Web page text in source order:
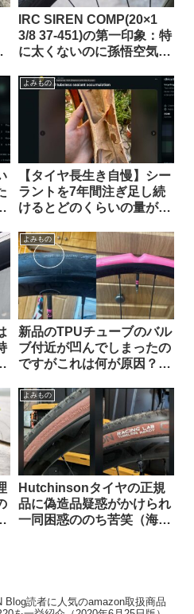
IRC SIREN COMP(20×1
3/8 37-451)の第一印象：特
に太くないのに孫悟空気分
（ガチ競技用の高級タイ
ヤ）【Tern Crest カスタマ
よみもの
【タイヤ長生き自慢】シー
ラントを7年間注ぎ足し続
けるとどのくらいの量が溜
ら）
よみもの
新品のTPUチューブのバル
ブ付近が凹んでしまったの
ですがこれは何が原因？
よみもの
Hutchinsonタイヤの正規
品に偽造品疑惑がかけられ
一同困惑ののち苦笑（海外
Blog読者に人気のamazon取扱商品